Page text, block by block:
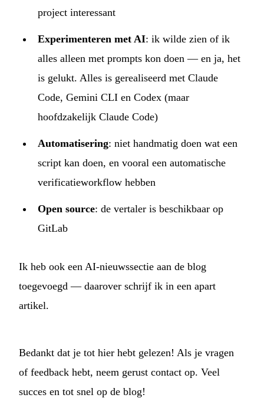
project interessant
Experimenteren met AI: ik wilde zien of ik
alles alleen met prompts kon doen — en ja, het
is gelukt. Alles is gerealiseerd met Claude
Code, Gemini CLI en Codex (maar
hoofdzakelijk Claude Code)
Automatisering: niet handmatig doen wat een
script kan doen, en vooral een automatische
verificatieworkflow hebben
Open source: de vertaler is beschikbaar op
GitLab
Ik heb ook een AI-nieuwssectie aan de blog
toegevoegd — daarover schrijf ik in een apart
artikel.
Bedankt dat je tot hier hebt gelezen! Als je vragen
of feedback hebt, neem gerust contact op. Veel
succes en tot snel op de blog!